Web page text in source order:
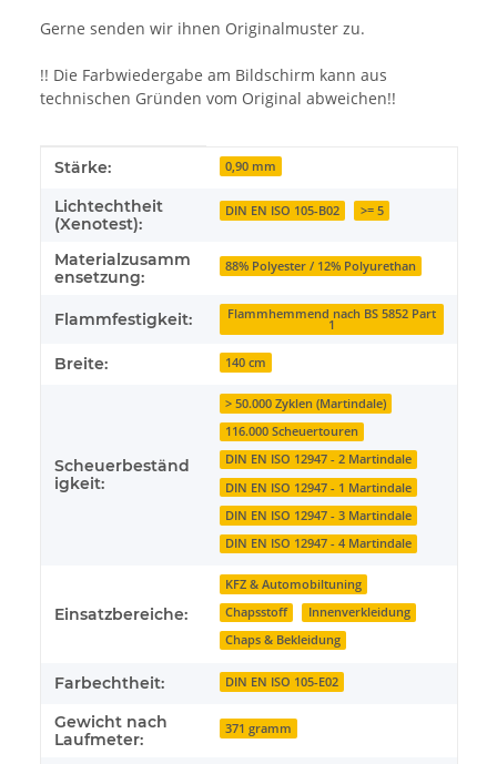
Gerne senden wir ihnen Originalmuster zu.
!! Die Farbwiedergabe am Bildschirm kann aus
technischen Gründen vom Original abweichen!!
Produkteigenschaft
Wert
Stärke: 0,90 mm
Lichtechtheit
(Xenotest):
DIN EN ISO 105-B02 >= 5
Materialzusamm
ensetzung:
88% Polyester / 12% Polyurethan
Flammfestigkeit: Flammhemmend nach BS 5852 Part
1
Breite: 140 cm
Scheuerbeständ
igkeit:
> 50.000 Zyklen (Martindale)
116.000 Scheuertouren
DIN EN ISO 12947 - 2 Martindale
DIN EN ISO 12947 - 1 Martindale
DIN EN ISO 12947 - 3 Martindale
DIN EN ISO 12947 - 4 Martindale
Einsatzbereiche:
KFZ & Automobiltuning
Chapsstoff
Innenverkleidung
Chaps & Bekleidung
Farbechtheit: DIN EN ISO 105-E02
Gewicht nach
Laufmeter:
371 gramm